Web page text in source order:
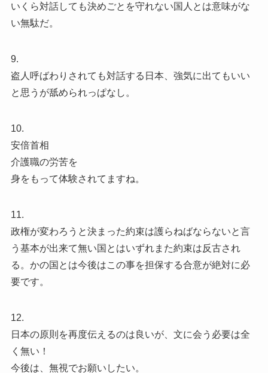
いくら対話しても決めごとを守れない国人とは意味がな
い無駄だ。
9.
盗人呼ばわりされても対話する日本、強気に出てもいい
と思うが舐められっぱなし。
10.
安倍首相
介護職の労苦を
身をもって体験されてますね。
11.
政権が変わろうと決まった約束は護らねばならないと言
う基本が出来て無い国とはいずれまた約束は反古され
る。かの国とは今後はこの事を担保する合意が絶対に必
要です。
12.
日本の原則を再度伝えるのは良いが、文に会う必要は全
く無い！
今後は、無視でお願いしたい。